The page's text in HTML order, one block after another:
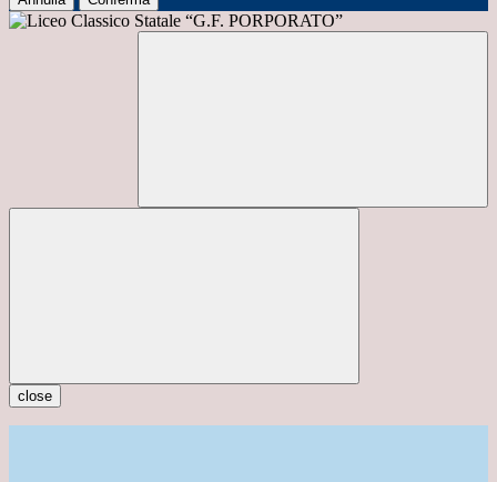
close